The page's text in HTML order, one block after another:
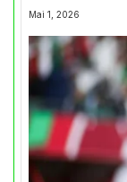
Mai 1, 2026